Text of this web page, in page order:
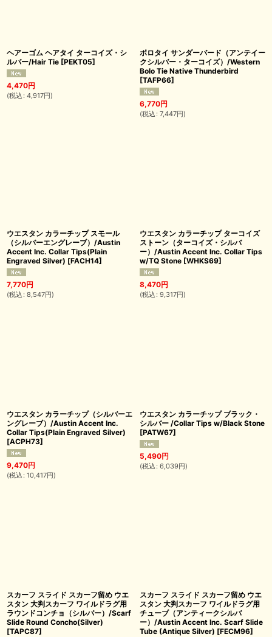
ヘアーゴム ヘアタイ ターコイズ・シ
ルバー/Hair Tie [PEKT05]
4,470円
(税込 : 4,917円)
ボロタイ サンダーバード（アンテイー
クシルバー・ターコイズ）/Western
Bolo Tie Native Thunderbird
[TAFP66]
6,770円
(税込 : 7,447円)
ウエスタン カラーチップ スモール
（シルバーエングレーブ）/Austin
Accent Inc. Collar Tips(Plain
Engraved Silver) [FACH14]
7,770円
(税込 : 8,547円)
ウエスタン カラーチップ ターコイズ
ストーン（ターコイズ・シルバ
ー）/Austin Accent Inc. Collar Tips
w/TQ Stone [WHKS69]
8,470円
(税込 : 9,317円)
ウエスタン カラーチップ（シルバーエ
ングレーブ）/Austin Accent Inc.
Collar Tips(Plain Engraved Silver)
[ACPH73]
9,470円
(税込 : 10,417円)
ウエスタン カラーチップ ブラック・
シルバー /Collar Tips w/Black Stone
[PATW67]
5,490円
(税込 : 6,039円)
スカーフ スライド スカーフ留め ウエ
スタン 大判スカーフ ワイルドラグ用
ラウンドコンチョ（シルバー）/Scarf
Slide Round Concho(Silver)
[TAPC87]
スカーフ スライド スカーフ留め ウエ
スタン 大判スカーフ ワイルドラグ用
チューブ（アンティークシルバ
ー）/Austin Accent Inc. Scarf Slide
Tube (Antique Silver) [FECM96]